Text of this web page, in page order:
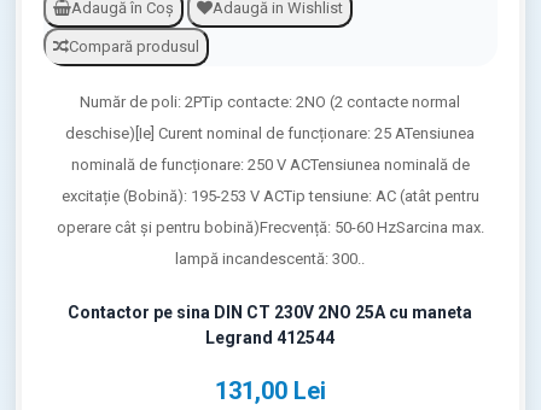
Adaugă în Coş Adaugă in Wishlist
Compară produsul
Contactor pe sina DIN CT 230V 2NO 25A cu maneta
Legrand 412544
131,00 Lei
Număr de poli: 2PTip contacte: 2NO (2 contacte normal
deschise)[Ie] Curent nominal de funcționare: 25 ATensiunea
nominală de funcționare: 250 V ACTensiunea nominală de
excitație (Bobină): 195-253 V ACTip tensiune: AC (atât pentru
operare cât și pentru bobină)Frecvență: 50-60 HzSarcina max.
lampă incandescentă: 300..